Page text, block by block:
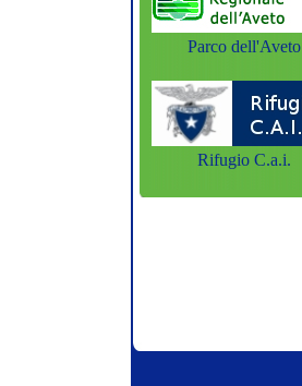
Parco dell'Aveto
Rifugio C.a.i.